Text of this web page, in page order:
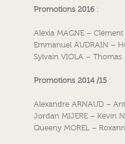
Promotions 2016:
Alexia MAGNE –
Emmanuel AUDRAIN –
Sylvain VIOLA – Thomas
Promotions 2014 /15 :
Alexandre ARNAUD –
Jordan MIJERE – Kevin
Queeny MOREL –